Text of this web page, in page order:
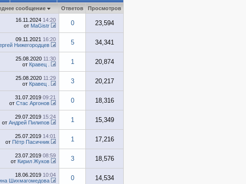
сообщение Ответов Просмотров
16.11.2024 14:20
от MaGistr 0 23,594
09.11.2021 16:20
Нижегородцев 5 34,341
25.08.2020 11:30
от Кравец . 1 20,874
25.08.2020 11:29
от Кравец . 3 20,217
31.07.2019 09:21
от Стас Аргонов 0 18,316
29.07.2019 15:24
от Андрей Пилипов 1 15,349
25.07.2019 14:01
от Пётр Пасичник 1 17,216
23.07.2019 08:59
от Кирил Жуков 3 18,576
18.06.2019 10:04
Шихмагомедова 0 14,534